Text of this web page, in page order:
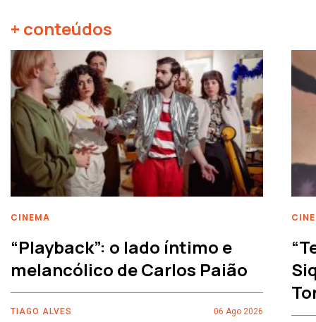
+ conteúdos
CINEMA
“Playback”: o lado íntimo e
melancólico de Carlos Paião
TIAGO ALVES 06 Ago 2026